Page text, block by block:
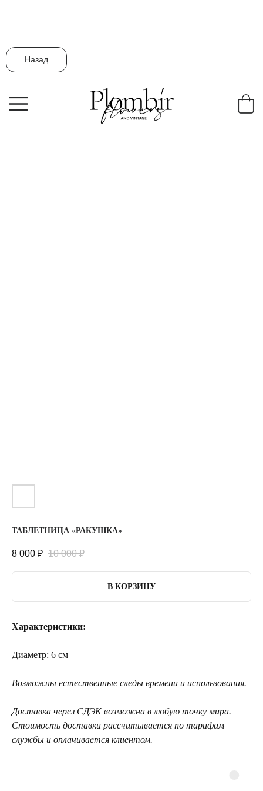
Назад
ТАБЛЕТНИЦА «РАКУШКА»
8 000 ₽ 10 000 ₽
В КОРЗИНУ
Характеристики:
Диаметр: 6 см
Возможны естественные следы времени и использования.
Доставка через СДЭК возможна в любую точку мира.
Стоимость доставки рассчитывается по тарифам
службы и оплачивается клиентом.